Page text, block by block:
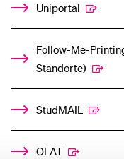
Uniportal
Follow-Me-
Standorte)
StudMAIL
OLAT